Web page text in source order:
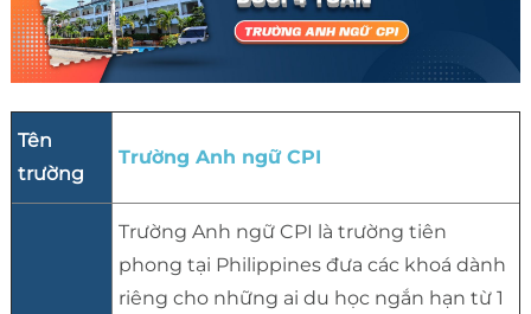
Tên
trường
Trường Anh ngữ CPI
Trường Anh ngữ CPI là trường tiên
phong tại Philippines đưa các khoá dành
riêng cho những ai du học ngắn hạn từ 1